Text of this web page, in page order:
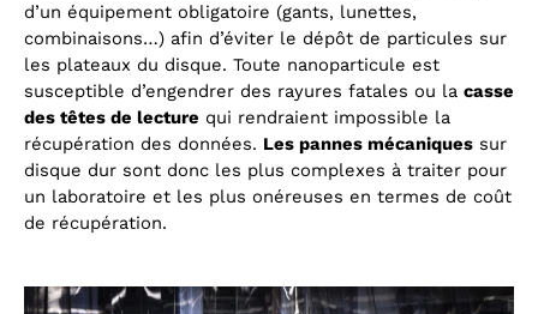
d’un équipement obligatoire (gants, lunettes,
combinaisons…) afin d’éviter le dépôt de particules sur
les plateaux du disque. Toute nanoparticule est
susceptible d’engendrer des rayures fatales ou la casse
des têtes de lecture qui rendraient impossible la
récupération des données. Les pannes mécaniques sur
disque dur sont donc les plus complexes à traiter pour
un laboratoire et les plus onéreuses en termes de coût
de récupération.